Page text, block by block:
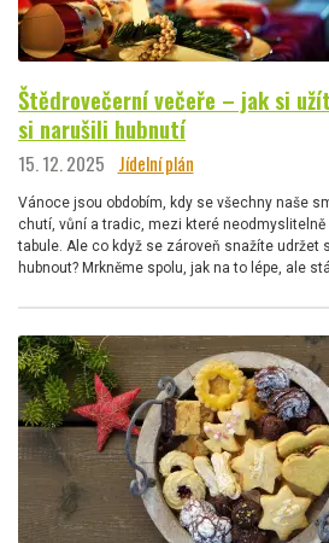
Štědrovečerní večeře – jak si
si narušili hubnutí
15. 12. 2025 Jídelní plán
Vánoce jsou obdobím, kdy se všechny naše
chutí, vůní a tradic, mezi které neodmyslitelně
tabule. Ale co když se zároveň snažíte udržet
hubnout? Mrkněme spolu, jak na to lépe, ale